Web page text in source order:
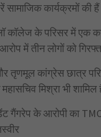
सामाजिक कार्यक्रमों की
कॉलेज के परिसर में एक
में तीन लोगों को
तृणमूल कांग्रेस छात्र
मिश्रा भी शामिल
गैंगरेप के आरोपी का